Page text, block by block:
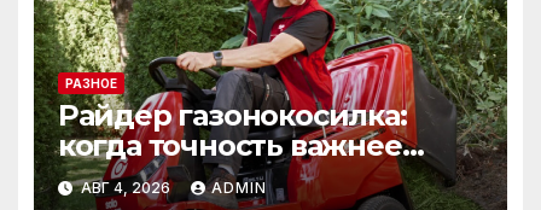
РАЗНОЕ
Райдер газонокосилка:
когда точность важнее
скорости
АВГ 4, 2026 ADMIN